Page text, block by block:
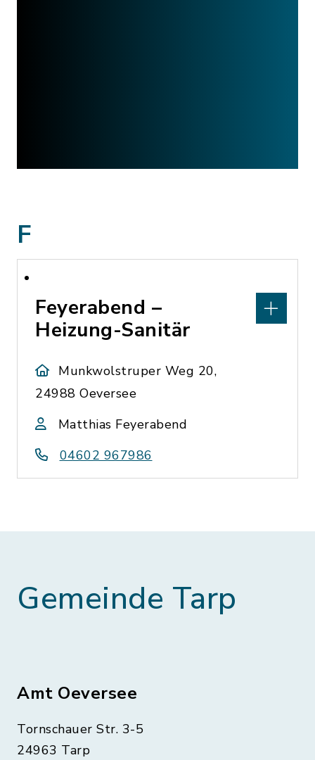
F
Feyerabend –
Heizung-Sanitär
Munkwolstruper Weg 20,
24988 Oeversee
Matthias Feyerabend
04602 967986
Gemeinde Tarp
Amt Oeversee
Tornschauer Str. 3-5
24963 Tarp